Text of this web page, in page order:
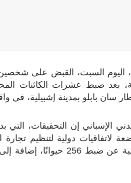
اليوم السبت، القبض على
بعد ضبط عشرات الكائنات
سان بابلو بمدينة إشبيلية، في
لاتفاقيات دولية لتنظيم
منازل وثلاثة مواقع